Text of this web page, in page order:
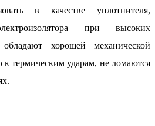
в качестве уплотнителя,
при высоких
хорошей механической
к термическим ударам, не ломаются